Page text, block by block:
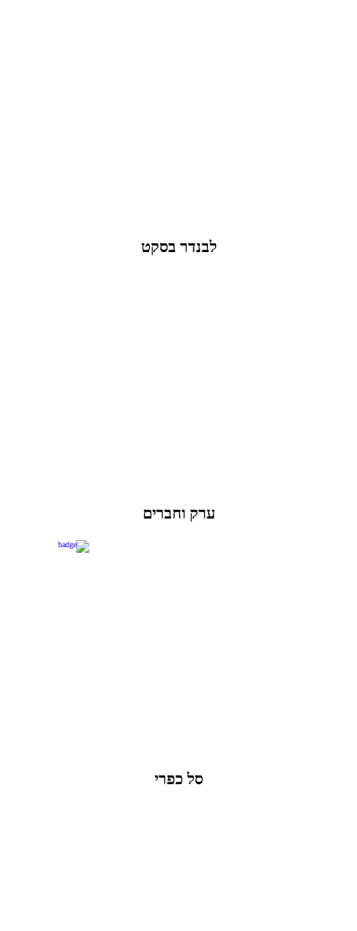
לבנדר בסקט
ערק וחברים
סל כפרי